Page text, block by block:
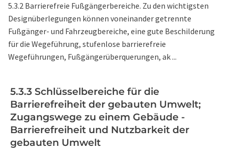
5.3.2 Barrierefreie Fußgängerbereiche. Zu den wichtigsten
Designüberlegungen können voneinander getrennte
Fußgänger- und Fahrzeugbereiche, eine gute Beschilderung
für die Wegeführung, stufenlose barrierefreie
Wegeführungen, Fußgängerüberquerungen, ak ...
5.3.3 Schlüsselbereiche für die
Barrierefreiheit der gebauten Umwelt;
Zugangswege zu einem Gebäude -
Barrierefreiheit und Nutzbarkeit der
gebauten Umwelt